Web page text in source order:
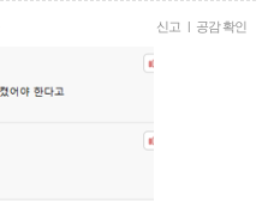
신고 | 공감 확인